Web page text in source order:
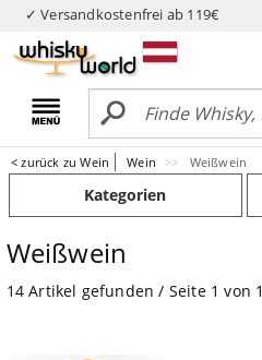
✓ Versandkostenfrei ab 119€
< zurück zu Wein Wein Weißwein
Kategorien
Weißwein
14 Artikel gefunden / Seite 1 von 1